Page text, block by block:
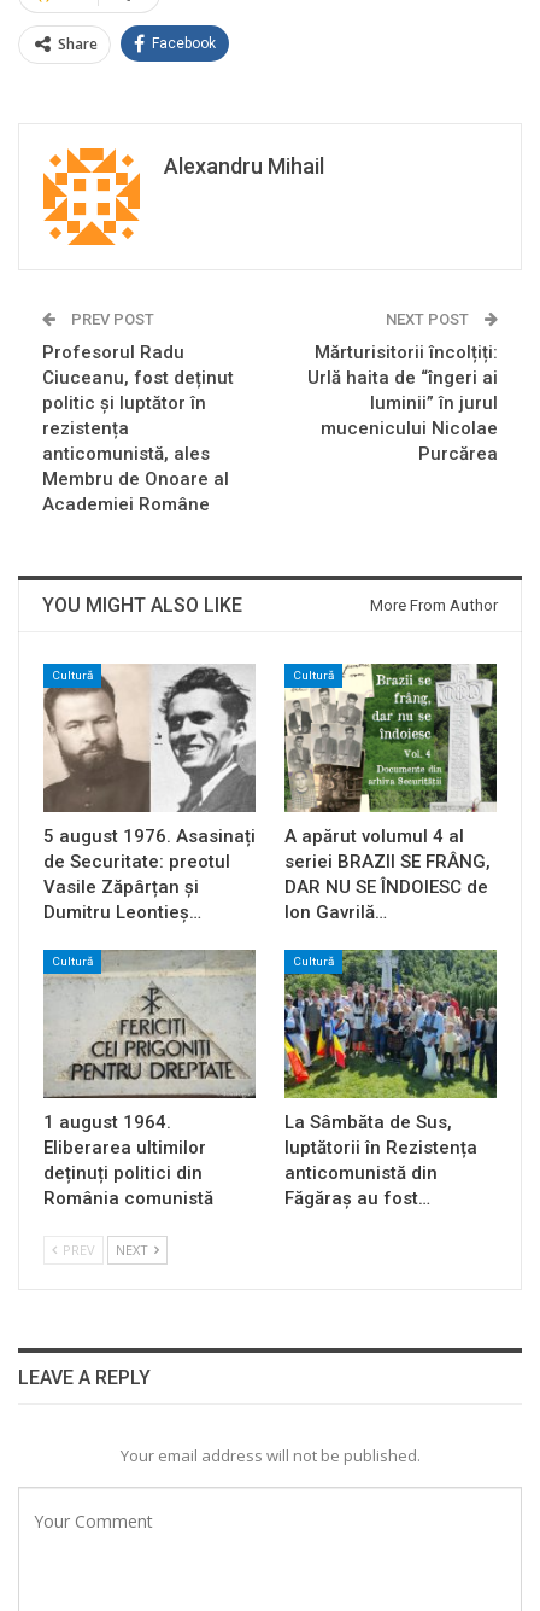
Share Facebook
Alexandru Mihail
PREV POST
Profesorul Radu
Ciuceanu, fost deținut
politic și luptător în
rezistența
anticomunistă, ales
Membru de Onoare al
Academiei Române
NEXT POST
Mărturisitorii încolțiți:
Urlă haita de “îngeri ai
luminii” în jurul
mucenicului Nicolae
Purcărea
YOU MIGHT ALSO LIKE More From Author
Cultură
5 august 1976. Asasinați
de Securitate: preotul
Vasile Zăpârțan și
Dumitru Leontieș…
Cultură
A apărut volumul 4 al
seriei BRAZII SE FRÂNG,
DAR NU SE ÎNDOIESC de
Ion Gavrilă…
Cultură
1 august 1964.
Eliberarea ultimilor
deținuți politici din
România comunistă
Cultură
La Sâmbăta de Sus,
luptătorii în Rezistența
anticomunistă din
Făgăraș au fost…
PREV NEXT
LEAVE A REPLY
Your email address will not be published.